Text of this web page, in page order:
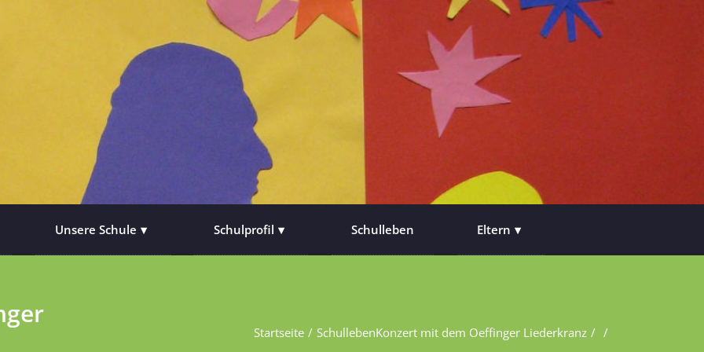
Unsere Schule Schulprofil Schulleben Eltern
Startseite SchullebenKonzert mit dem Oeffinger Liederkranz